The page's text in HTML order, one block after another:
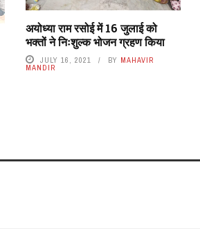
अयोध्या राम रसोई में 16 जुलाई को
भक्तों ने निःशुल्क भोजन ग्रहण किया
JULY 16, 2021 BY MAHAVIR
MANDIR